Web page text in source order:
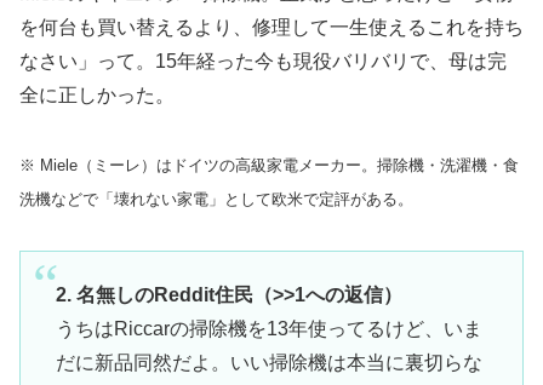
を何台も買い替えるより、修理して一生使えるこれを持ち
なさい」って。15年経った今も現役バリバリで、母は完
全に正しかった。
※ Miele（ミーレ）はドイツの高級家電メーカー。掃除機・洗濯機・食
洗機などで「壊れない家電」として欧米で定評がある。
2. 名無しのReddit住民（>>1への返信）
うちはRiccarの掃除機を13年使ってるけど、いま
だに新品同然だよ。いい掃除機は本当に裏切らな